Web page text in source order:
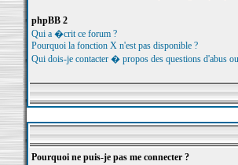
phpBB 2
Qui a �crit ce forum ?
Pourquoi la fonction X n'est pas disponible ?
Qui dois-je contacter � propos des questions
Pourquoi ne puis-je pas me connecter ?